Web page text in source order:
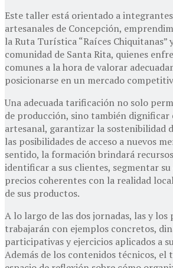
Este taller está orientado a
artesanales de Concepción,
la Ruta Turística “Raíces Chiquitanas”
comunidad de Santa Rita, quienes
comunes a la hora de valorar
posicionarse en un mercado
Una adecuada tarificación no solo
de producción, sino también dignificar
artesanal, garantizar la sostenibilidad
las posibilidades de acceso a nuevos
sentido, la formación brindará
identificar a sus clientes, segmentar
precios coherentes con la realidad
de sus productos.
A lo largo de las dos jornadas, las y
trabajarán con ejemplos concretos,
participativas y ejercicios aplicados a
Además de los contenidos técnicos, el